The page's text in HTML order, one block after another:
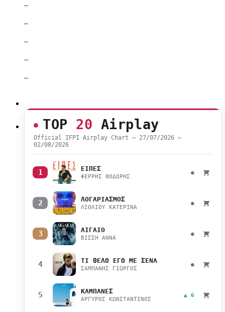
–
–
–
–
–
TOP 20 Airplay
Official IFPI Airplay Chart — 27/07/2026 –
02/08/2026
1 ΕΙΠΕΣ
ΦΕΡΡΗΣ ΘΟΔΩΡΗΣ
●
2 ΛΟΓΑΡΙΑΣΜΟΣ
ΛΙΟΛΙΟΥ ΚΑΤΕΡΙΝΑ
●
3 ΑΙΓΑΙΟ
ΒΙΣΣΗ ΑΝΝΑ
●
4 ΤΙ ΘΕΛΩ ΕΓΩ ΜΕ ΣΕΝΑ
ΣΑΜΠΑΝΗΣ ΓΙΩΡΓΟΣ
●
5 ΚΑΜΠΑΝΕΣ
ΑΡΓΥΡΟΣ ΚΩΝΣΤΑΝΤΙΝΟΣ
▲ 6